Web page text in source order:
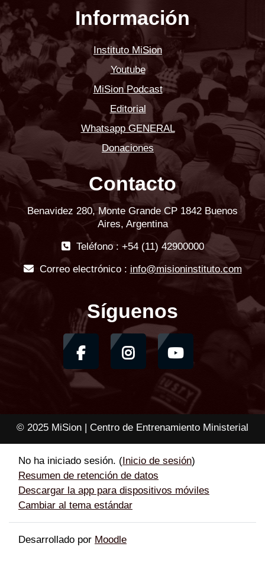
Información
Instituto MiSion
Youtube
MiSion Podcast
Editorial
Whatsapp GENERAL
Donaciones
Contacto
Benavidez 280, Monte Grande CP 1842 Buenos
Aires, Argentina
Teléfono : +54 (11) 42900000
Correo electrónico : info@misioninstituto.com
Síguenos
© 2025 MiSion | Centro de Entrenamiento Ministerial
No ha iniciado sesión. ( Inicio de sesión)
Resumen de retención de datos
Descargar la app para dispositivos móviles
Cambiar al tema estándar
Desarrollado por Moodle